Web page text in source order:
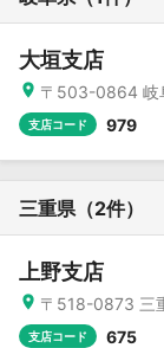
大垣支店
〒503-0864 岐
支店コード 979
三重県 （2件）
上野支店
〒518-0873 三
支店コード 675